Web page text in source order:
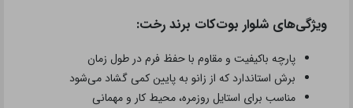
ویژگی‌های شلوار بوت‌کات برند رخت:
پارچه باکیفیت و مقاوم با حفظ فرم در طول زمان
برش استاندارد که از زانو به پایین کمی گشاد می‌شود
مناسب برای استایل روزمره، محیط کار و مهمانی